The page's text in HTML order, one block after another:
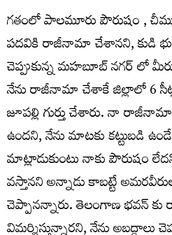
గతంలో పాల‌మూరు పౌరుషం , చీము
ప‌ద‌వికి రాజీనామా చేశానని, కుడి
చెప్పుకున్న మ‌హ‌బూబ్ న‌గ‌ర్ లో
నేను రాజీనామా చేశాకే జిల్లాలో 6
జూపల్లి గుర్తు చేశారు. నా
ఉందని, నేను మాట‌కు క‌ట్టుబ‌డి
మాట్లాడుకుంటు నాకు పౌరుషం
వ‌స్తాన‌ని అన్నాడు కాబ‌ట్టే
చెప్పానన్నారు. తెలంగాణ భ‌వ‌న్ కు